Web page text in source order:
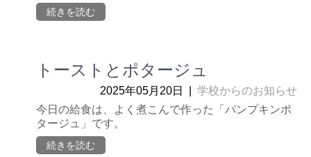
続きを読む
トーストとポタージュ
2025年05月20日
学校からのお知らせ
今日の給食は、よく煮こんで作った「パンプキンポ
タージュ」です。
続きを読む